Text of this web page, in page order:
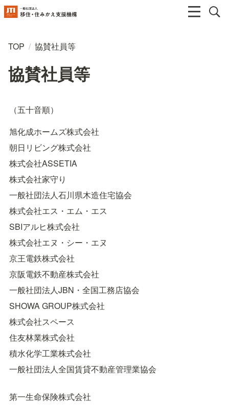
TOP / 協賛社員等
協賛社員等
（五十音順）
旭化成ホームズ株式会社
朝日リビング株式会社
株式会社ASSETIA
株式会社家守り
一般社団法人石川県木造住宅協会
株式会社エス・エム・エス
SBIアルヒ株式会社
株式会社エヌ・シー・エヌ
京王電鉄株式会社
京阪電鉄不動産株式会社
一般社団法人JBN・全国工務店協会
SHOWA GROUP株式会社
株式会社スペース
住友林業株式会社
積水化学工業株式会社
一般社団法人全国賃貸不動産管理業協会
第一生命保険株式会社